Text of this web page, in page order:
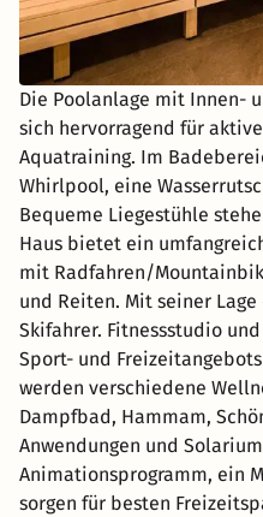
Die Poolanlage mit Innen-
sich hervorragend für
Aquatraining. Im
Whirlpool, eine
Bequeme Liegestühle
Haus bietet ein
mit Radfahren/
und Reiten. Mit seiner
Skifahrer. Fitnessstudio
Sport- und
werden verschiedene
Dampfbad, Hammam,
Anwendungen und
Animationsprogramm, ein
sorgen für besten